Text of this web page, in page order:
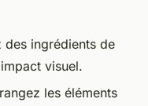
des ingrédients de
visuel.
les éléments